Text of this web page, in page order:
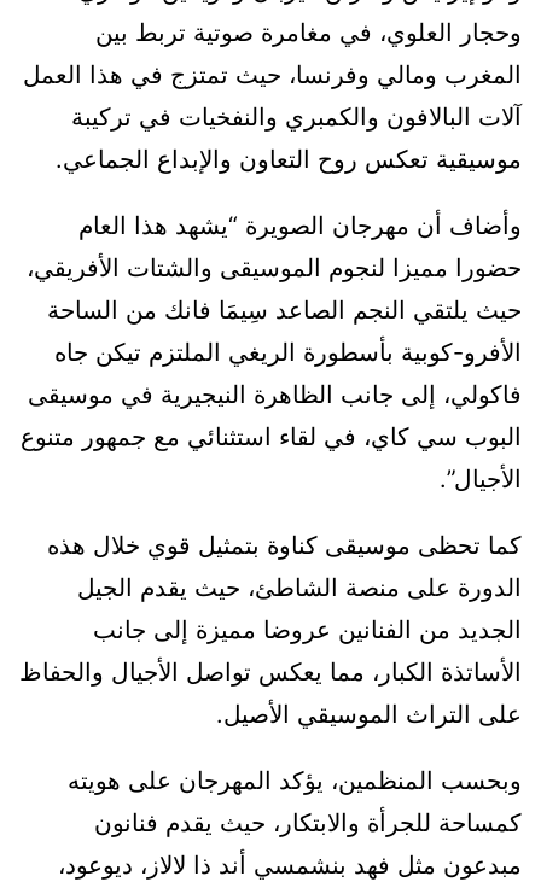
وحجار العلوي، في مغامرة صوتية تربط بين
المغرب ومالي وفرنسا، حيث تمتزج في هذا العمل
آلات البالافون والكمبري والنفخيات في تركيبة
موسيقية تعكس روح التعاون والإبداع الجماعي.
وأضاف أن مهرجان الصويرة “يشهد هذا العام
حضورا مميزا لنجوم الموسيقى والشتات الأفريقي،
حيث يلتقي النجم الصاعد سِيمَا فانك من الساحة
الأفرو-كوبية بأسطورة الريغي الملتزم تيكن جاه
فاكولي، إلى جانب الظاهرة النيجيرية في موسيقى
البوب سي كاي، في لقاء استثنائي مع جمهور متنوع
الأجيال”.
كما تحظى موسيقى كناوة بتمثيل قوي خلال هذه
الدورة على منصة الشاطئ، حيث يقدم الجيل
الجديد من الفنانين عروضا مميزة إلى جانب
الأساتذة الكبار، مما يعكس تواصل الأجيال والحفاظ
على التراث الموسيقي الأصيل.
وبحسب المنظمين، يؤكد المهرجان على هويته
كمساحة للجرأة والابتكار، حيث يقدم فنانون
مبدعون مثل فهد بنشمسي أند ذا لالاز، ديوعود،